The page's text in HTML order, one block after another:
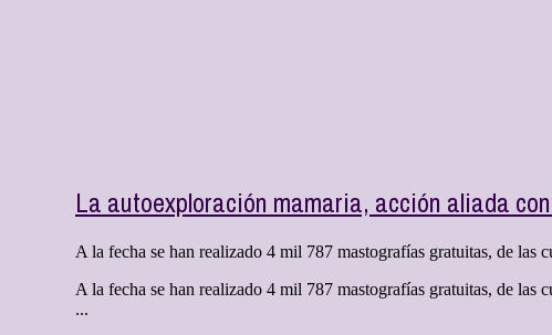
La autoexploración mamaria, acción aliada
A la fecha se han realizado 4 mil 787 mastografías gratuitas, de las
A la fecha se han realizado 4 mil 787 mastografías gratuitas, de las
...